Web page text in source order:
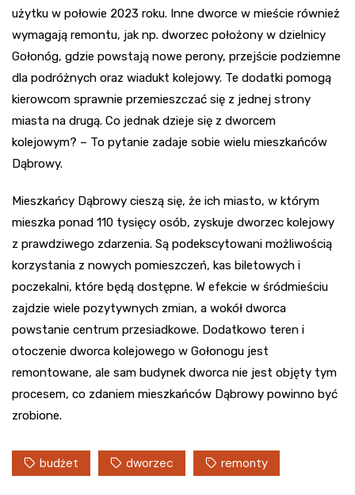
użytku w połowie 2023 roku. Inne dworce w mieście również
wymagają remontu, jak np. dworzec położony w dzielnicy
Gołonóg, gdzie powstają nowe perony, przejście podziemne
dla podróżnych oraz wiadukt kolejowy. Te dodatki pomogą
kierowcom sprawnie przemieszczać się z jednej strony
miasta na drugą. Co jednak dzieje się z dworcem
kolejowym? – To pytanie zadaje sobie wielu mieszkańców
Dąbrowy.
Mieszkańcy Dąbrowy cieszą się, że ich miasto, w którym
mieszka ponad 110 tysięcy osób, zyskuje dworzec kolejowy
z prawdziwego zdarzenia. Są podekscytowani możliwością
korzystania z nowych pomieszczeń, kas biletowych i
poczekalni, które będą dostępne. W efekcie w śródmieściu
zajdzie wiele pozytywnych zmian, a wokół dworca
powstanie centrum przesiadkowe. Dodatkowo teren i
otoczenie dworca kolejowego w Gołonogu jest
remontowane, ale sam budynek dworca nie jest objęty tym
procesem, co zdaniem mieszkańców Dąbrowy powinno być
zrobione.
budżet dworzec remonty